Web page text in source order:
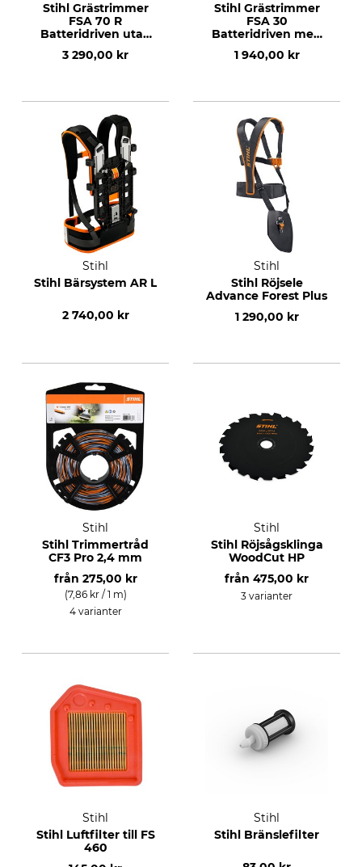
Stihl Grästrimmer
FSA 70 R
Batteridriven utan
batteri och laddare
3 290,00 kr
Stihl Grästrimmer
FSA 30
Batteridriven med
batteri och laddare
1 940,00 kr
Stihl
Stihl Bärsystem AR L
2 740,00 kr
Stihl
Stihl Röjsele
Advance Forest Plus
1 290,00 kr
Stihl
Stihl Trimmertråd
CF3 Pro 2,4 mm
från 275,00 kr
(7,86 kr / 1 m)
4 varianter
Stihl
Stihl Röjsågsklinga
WoodCut HP
från 475,00 kr
3 varianter
Stihl
Stihl Luftfilter till FS
460
Stihl
Stihl Bränslefilter